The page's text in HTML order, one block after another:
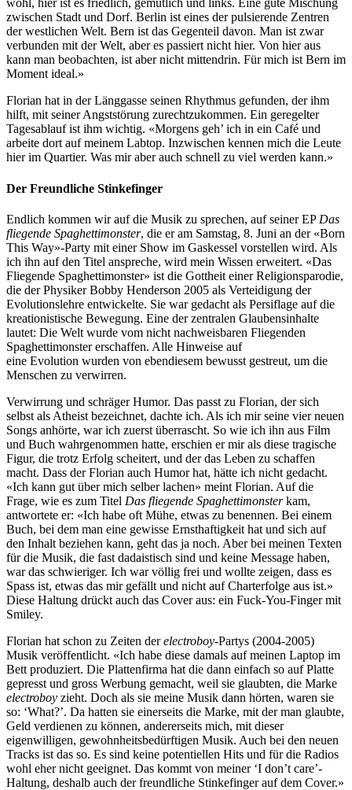
wohl, hier ist es friedlich, gemütlich und links. Eine gute Mischung
zwischen Stadt und Dorf. Berlin ist eines der pulsierende Zentren
der westlichen Welt. Bern ist das Gegenteil davon. Man ist zwar
verbunden mit der Welt, aber es passiert nicht hier. Von hier aus
kann man beobachten, ist aber nicht mittendrin. Für mich ist Bern im
Moment ideal.»
Florian hat in der Länggasse seinen Rhythmus gefunden, der ihm
hilft, mit seiner Angststörung zurechtzukommen. Ein geregelter
Tagesablauf ist ihm wichtig. «Morgens geh’ ich in ein Café und
arbeite dort auf meinem Labtop. Inzwischen kennen mich die Leute
hier im Quartier. Was mir aber auch schnell zu viel werden kann.»
Der Freundliche Stinkefinger
Endlich kommen wir auf die Musik zu sprechen, auf seiner EP Das
fliegende Spaghettimonster, die er am Samstag, 8. Juni an der «Born
This Way»-Party mit einer Show im Gaskessel vorstellen wird. Als
ich ihn auf den Titel anspreche, wird mein Wissen erweitert. «Das
Fliegende Spaghettimonster» ist die Gottheit einer Religionsparodie,
die der Physiker Bobby Henderson 2005 als Verteidigung der
Evolutionslehre entwickelte. Sie war gedacht als Persiflage auf die
kreationistische Bewegung. Eine der zentralen Glaubensinhalte
lautet: Die Welt wurde vom nicht nachweisbaren Fliegenden
Spaghettimonster erschaffen. Alle Hinweise auf
eine Evolution wurden von ebendiesem bewusst gestreut, um die
Menschen zu verwirren.
Verwirrung und schräger Humor. Das passt zu Florian, der sich
selbst als Atheist bezeichnet, dachte ich. Als ich mir seine vier neuen
Songs anhörte, war ich zuerst überrascht. So wie ich ihn aus Film
und Buch wahrgenommen hatte, erschien er mir als diese tragische
Figur, die trotz Erfolg scheitert, und der das Leben zu schaffen
macht. Dass der Florian auch Humor hat, hätte ich nicht gedacht.
«Ich kann gut über mich selber lachen» meint Florian. Auf die
Frage, wie es zum Titel Das fliegende Spaghettimonsterkam,
antwortete er: «Ich habe oft Mühe, etwas zu benennen. Bei einem
Buch, bei dem man eine gewisse Ernsthaftigkeit hat und sich auf
den Inhalt beziehen kann, geht das ja noch. Aber bei meinen Texten
für die Musik, die fast dadaistisch sind und keine Message haben,
war das schwieriger. Ich war völlig frei und wollte zeigen, dass es
Spass ist, etwas das mir gefällt und nicht auf Charterfolge aus ist.»
Diese Haltung drückt auch das Cover aus: ein Fuck-You-Finger mit
Smiley.
Florian hat schon zu Zeiten derelectroboy-Partys (2004-2005)
Musik veröffentlicht. «Ich habe diese damals auf meinen Laptop im
Bett produziert. Die Plattenfirma hat die dann einfach so auf Platte
gepresst und gross Werbung gemacht, weil sie glaubten, die Marke
electroboy zieht. Doch als sie meine Musik dann hörten, waren sie
so: ‘What?’. Da hatten sie einerseits die Marke, mit der man glaubte,
Geld verdienen zu können, andererseits mich, mit dieser
eigenwilligen, gewohnheitsbedürftigen Musik. Auch bei den neuen
Tracks ist das so. Es sind keine potentiellen Hits und für die Radios
wohl eher nicht geeignet. Das kommt von meiner ‘I don’t care’-
Haltung, deshalb auch der freundliche Stinkefinger auf dem Cover.»